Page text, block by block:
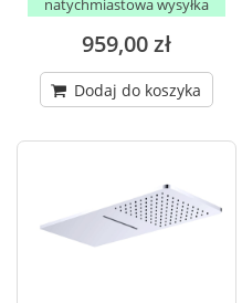
natychmiastowa wysyłka
959,00 zł
Dodaj do koszyka